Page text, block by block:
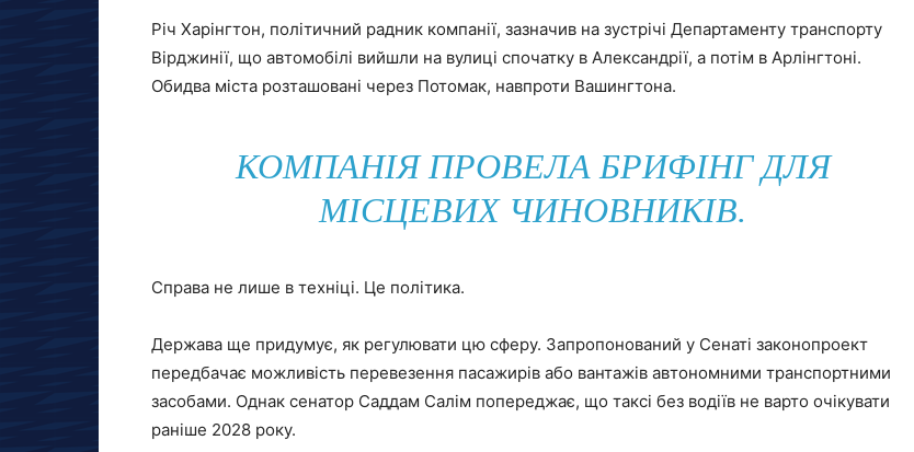
Річ Харінгтон, політичний радник компанії, зазначив на зустрічі Департаменту транспорту
Вірджинії, що автомобілі вийшли на вулиці спочатку в Александрії, а потім в Арлінгтоні.
Обидва міста розташовані через Потомак, навпроти Вашингтона.
КОМПАНІЯ ПРОВЕЛА БРИФІНГ ДЛЯ
МІСЦЕВИХ ЧИНОВНИКІВ.
Справа не лише в техніці. Це політика.
Держава ще придумує, як регулювати цю сферу. Запропонований у Сенаті законопроект
передбачає можливість перевезення пасажирів або вантажів автономними транспортними
засобами. Однак сенатор Саддам Салім попереджає, що таксі без водіїв не варто очікувати
раніше 2028 року.